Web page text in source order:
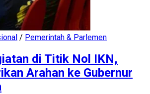
/ Pemerintah & Parlemen
di Titik Nol IKN,
Arahan ke Gubernur